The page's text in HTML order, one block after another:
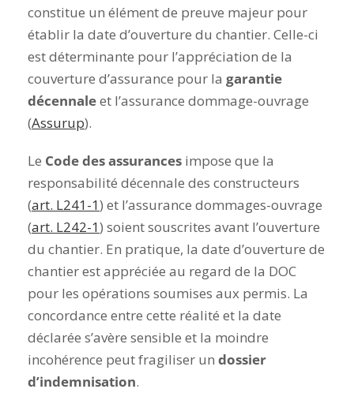
constitue un élément de preuve majeur pour
établir la date d’ouverture du chantier. Celle-ci
est déterminante pour l’appréciation de la
couverture d’assurance pour la garantie
décennaleet l’assurance dommage-ouvrage
(Assurup).
Le Code des assurances impose que la
responsabilité décennale des constructeurs
(art. L241-1) et l’assurance dommages-ouvrage
(art. L242-1) soient souscrites avant l’ouverture
du chantier. En pratique, la date d’ouverture de
chantier est appréciée au regard de la DOC
pour les opérations soumises aux permis. La
concordance entre cette réalité et la date
déclarée s’avère sensible et la moindre
incohérence peut fragiliser un dossier
d’indemnisation.